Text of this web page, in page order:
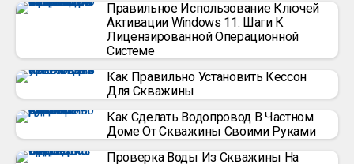
Правильное Использование Ключей
Активации Windows 11: Шаги К
Лицензированной Операционной
Системе
Как Правильно Установить Кессон
Для Скважины
Как Сделать Водопровод В Частном
Доме От Скважины Своими Руками
Проверка Воды Из Скважины На